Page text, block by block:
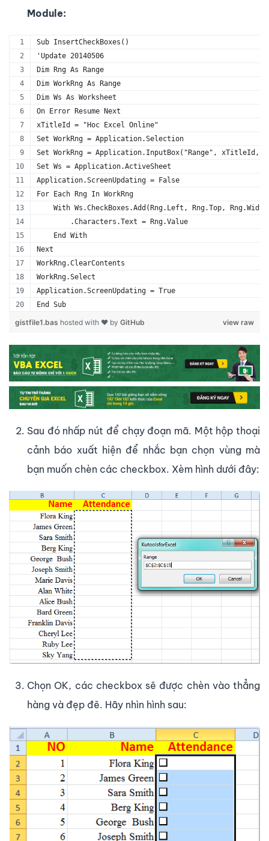
Module:
Sub InsertCheckBoxes()
'Update 20140506
Dim Rng As Range
Dim WorkRng As Range
Dim Ws As Worksheet
On Error Resume Next
xTitleId = "Hoc Excel Online"
Set WorkRng = Application.Selection
Set WorkRng = Application.InputBox("Range", xTitleId,
Set Ws = Application.ActiveSheet
Application.ScreenUpdating = False
For Each Rng In WorkRng
With Ws.CheckBoxes.Add(Rng.Left, Rng.Top,
        .Characters.Text = Rng.Value
    End With
Next
WorkRng.ClearContents
WorkRng.Select
Application.ScreenUpdating = True
End Sub
view raw
gistfile1.bas hosted with ❤ by GitHub
Sau đó nhấp nút để chạy đoạn mã. Một hộp thoại
cảnh báo xuất hiện để nhắc bạn chọn vùng mà
bạn muốn chèn các checkbox. Xèm hình dưới đây:
Chọn OK, các checkbox sẽ được chèn vào thẳng
hàng và đẹp đẽ. Hãy nhìn hình sau: